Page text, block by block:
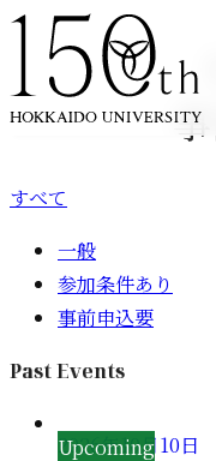
内容をスキップ
すべて
一般
参加条件あり
事前申込要
Past Events
2026年10月10日